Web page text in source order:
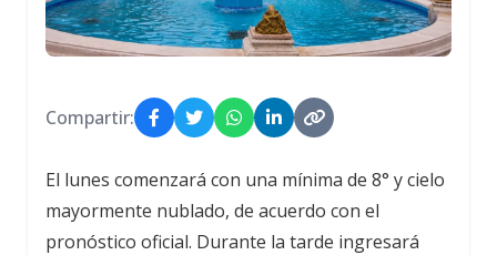
Compartir:
El lunes comenzará con una mínima de 8° y cielo
mayormente nublado, de acuerdo con el
pronóstico oficial. Durante la tarde ingresará